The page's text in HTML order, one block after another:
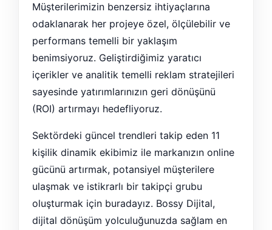
Müşterilerimizin benzersiz ihtiyaçlarına
odaklanarak her projeye özel, ölçülebilir ve
performans temelli bir yaklaşım
benimsiyoruz. Geliştirdiğimiz yaratıcı
içerikler ve analitik temelli reklam stratejileri
sayesinde yatırımlarınızın geri dönüşünü
(ROI) artırmayı hedefliyoruz.
Sektördeki güncel trendleri takip eden 11
kişilik dinamik ekibimiz ile markanızın online
gücünü artırmak, potansiyel müşterilere
ulaşmak ve istikrarlı bir takipçi grubu
oluşturmak için buradayız. Bossy Dijital,
dijital dönüşüm yolculuğunuzda sağlam en